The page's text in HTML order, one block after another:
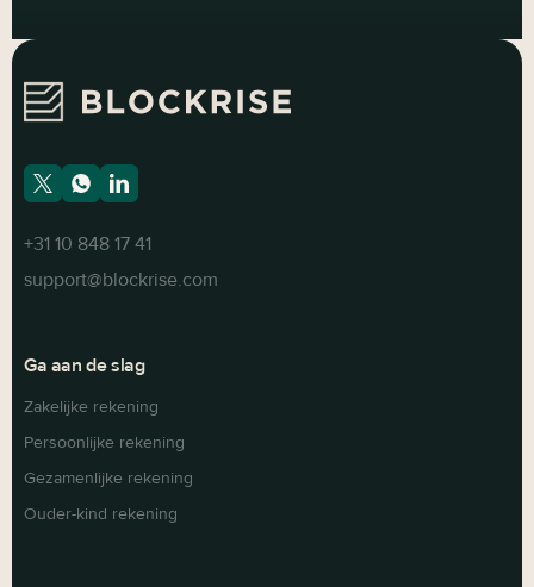
+31 10 848 17 41
support@blockrise.com
Ga aan de slag
Zakelijke rekening
Persoonlijke rekening
Gezamenlijke rekening
Ouder-kind rekening